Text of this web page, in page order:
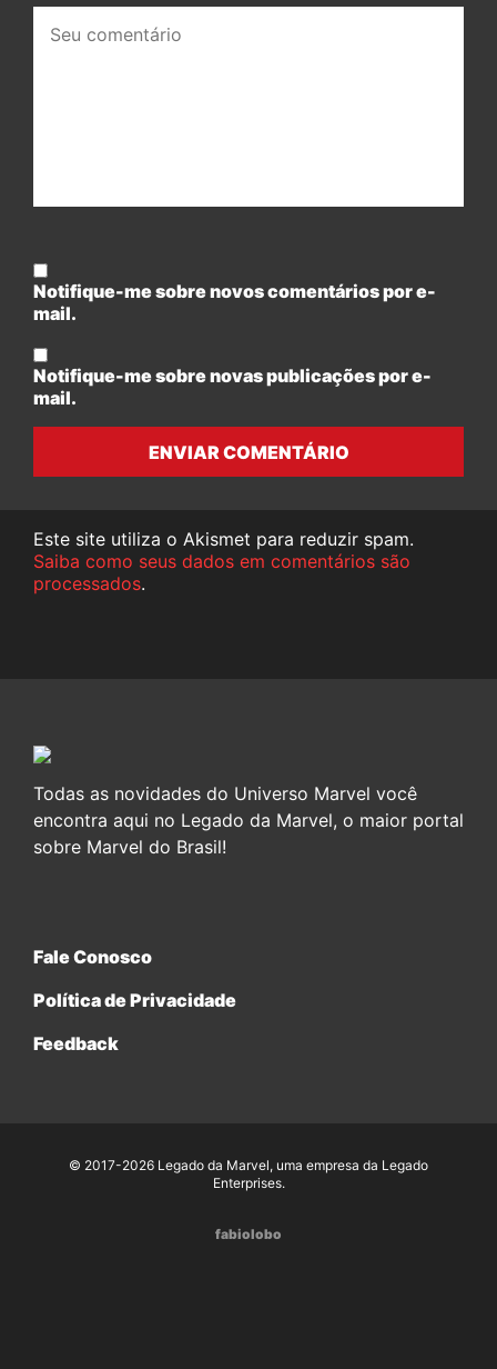
comentário:
Notifique-me sobre novos comentários por e-
mail.
Notifique-me sobre novas publicações por e-
mail.
ENVIAR COMENTÁRIO
Este site utiliza o Akismet para reduzir spam.
Saiba como seus dados em comentários são
processados.
Todas as novidades do Universo Marvel você
encontra aqui no Legado da Marvel, o maior portal
sobre Marvel do Brasil!
Fale Conosco
Política de Privacidade
Feedback
© 2017-2026 Legado da Marvel, uma empresa da Legado
Enterprises.
fabiolobo